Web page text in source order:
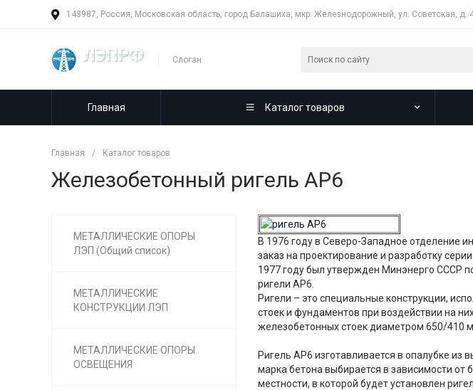
143987, Россия, Московская область, город Балашиха, мкр. Железнодорожный, ул. Советская, д.
Слоган
Главная Каталог товаров
Главная / Каталог товаров
Железобетонный ригель АР6
МЕТАЛЛИЧЕСКИЕ ОПОРЫ
ЛЭП (Общий список)
МЕТАЛЛИЧЕСКИЕ
КОНСТРУКЦИИ ЛЭП
МЕТАЛЛИЧЕСКИЕ ОПОРЫ
ОСВЕЩЕНИЯ
В 1976 году в Северо-Западное отделение
заказ на проектирование и разработку
1977 году был утвержден Минэнерго СССР
ригели АР6.
Ригели – это специальные конструкции,
стоек и фундаментов при воздействии на
железобетонных стоек диаметром 650/410
Ригель АР6 изготавливается в опалубке из
марка бетона выбирается в зависимости от
местности, в которой будет установлен